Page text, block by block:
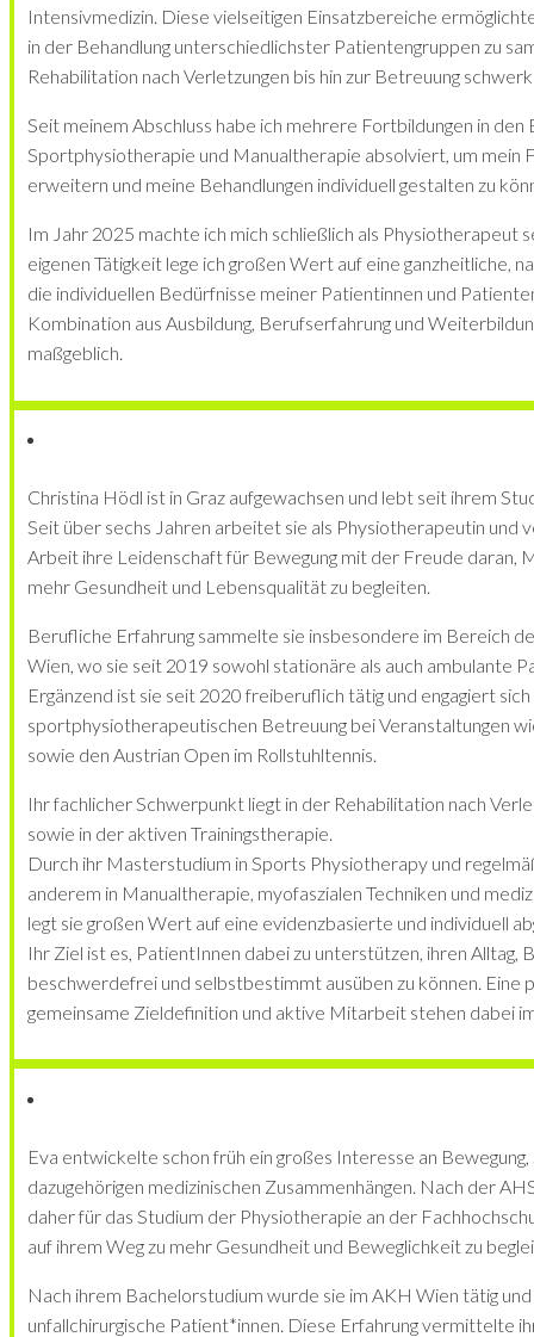
Intensivmedizin. Diese vielseitigen Einsatzbereiche
in der Behandlung unterschiedlichster Patientengruppen zu
Rehabilitation nach Verletzungen bis hin zur Betreuung
Seit meinem Abschluss habe ich mehrere Fortbildungen in
Sportphysiotherapie und Manualtherapie absolviert, um mein
erweitern und meine Behandlungen individuell gestalten zu
Im Jahr 2025 machte ich mich schließlich als Physiotherapeut
eigenen Tätigkeit lege ich großen Wert auf eine ganzheitliche,
die individuellen Bedürfnisse meiner Patientinnen und
Kombination aus Ausbildung, Berufserfahrung und
maßgeblich.
Christina Hödl ist in Graz aufgewachsen und lebt seit ihrem
Seit über sechs Jahren arbeitet sie als Physiotherapeutin und
Arbeit ihre Leidenschaft für Bewegung mit der Freude daran,
mehr Gesundheit und Lebensqualität zu begleiten.
Berufliche Erfahrung sammelte sie insbesondere im Bereich
Wien, wo sie seit 2019 sowohl stationäre als auch ambulante
Ergänzend ist sie seit 2020 freiberuflich tätig und engagiert
sportphysiotherapeutischen Betreuung bei Veranstaltungen
sowie den Austrian Open im Rollstuhltennis.
Ihr fachlicher Schwerpunkt liegt in der Rehabilitation nach
sowie in der aktiven Trainingstherapie.
Durch ihr Masterstudium in Sports Physiotherapy und
anderem in Manualtherapie, myofaszialen Techniken und
legt sie großen Wert auf eine evidenzbasierte und individuell
Ihr Ziel ist es, PatientInnen dabei zu unterstützen, ihren Alltag,
beschwerdefrei und selbstbestimmt ausüben zu können. Eine
gemeinsame Zieldefinition und aktive Mitarbeit stehen dabei
Eva entwickelte schon früh ein großes Interesse an
dazugehörigen medizinischen Zusammenhängen. Nach der
daher für das Studium der Physiotherapie an der
auf ihrem Weg zu mehr Gesundheit und Beweglichkeit zu
Nach ihrem Bachelorstudium wurde sie im AKH Wien tätig
unfallchirurgische Patient*innen. Diese Erfahrung vermittelte